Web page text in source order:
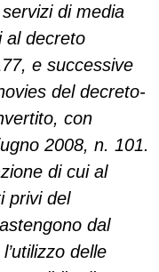
di media
al decreto
e successive
del decreto-
con
2008, n. 101.
di cui al
privi del
dal
delle